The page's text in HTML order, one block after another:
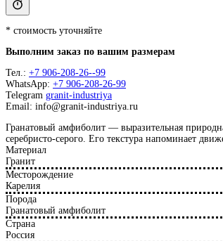
* стоимость уточняйте
Выполним заказ по вашим размерам
Тел.: +7 906-208-26--99
WhatsApp: +7 906-208-26-99
Telegram granit-industriya
Email: info@granit-industriya.ru
Гранатовый амфиболит — выразительная
серебристо-серого. Его текстура напоминает
Материал
Гранит
Месторождение
Карелия
Порода
Гранатовый амфиболит
Страна
Россия